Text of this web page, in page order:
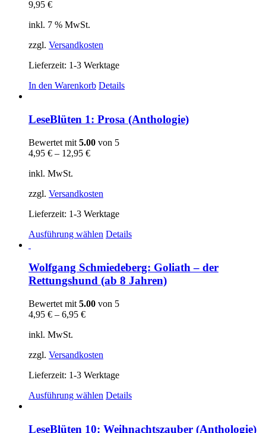
9,95 €
inkl. 7 % MwSt.
zzgl. Versandkosten
Lieferzeit: 1-3 Werktage
In den Warenkorb Details
LeseBlüten 1: Prosa (Anthologie)
Bewertet mit 5.00 von 5
4,95 € – 12,95 €
inkl. MwSt.
zzgl. Versandkosten
Lieferzeit: 1-3 Werktage
Ausführung wählen Dieses
mehrere
Varianten
auf.
Optionen
werden
Details
Wolfgang Schmiedeberg: Goliath – der
Rettungshund (ab 8 Jahren)
Bewertet mit 5.00 von 5
4,95 € – 6,95 €
inkl. MwSt.
zzgl. Versandkosten
Lieferzeit: 1-3 Werktage
Ausführung wählen Dieses
mehrere
Details
LeseBlüten 10: Weihnachtszauber (Anthologie)